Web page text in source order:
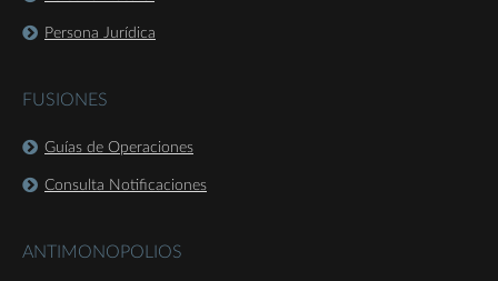
Persona Jurídica
FUSIONES
Guías de Operaciones
Consulta Notificaciones
ANTIMONOPOLIOS